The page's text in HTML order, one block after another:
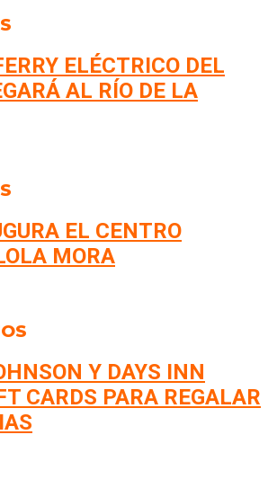
ELÉCTRICO DEL
AL RÍO DE LA
EL CENTRO
MORA
Y DAYS INN
CARDS PARA REGALAR